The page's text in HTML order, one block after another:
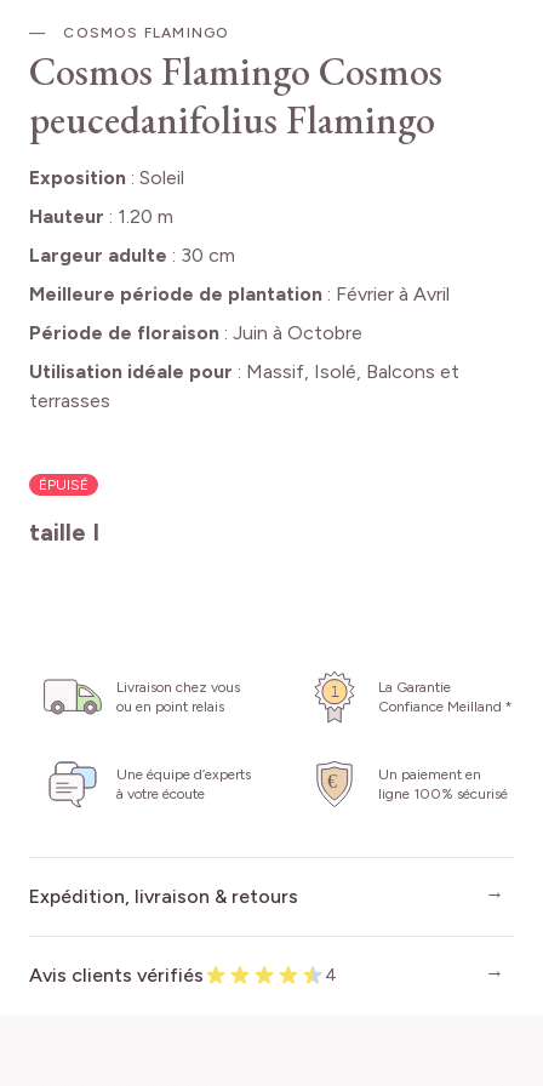
COSMOS FLAMINGO
Cosmos Flamingo Cosmos
peucedanifolius Flamingo
Exposition : Soleil
Hauteur : 1.20 m
Largeur adulte : 30 cm
Meilleure période de plantation : Février à Avril
Période de floraison : Juin à Octobre
Utilisation idéale pour : Massif, Isolé, Balcons et
terrasses
ÉPUISÉ
taille I
Livraison chez vous
ou en point relais
La Garantie
Confiance Meilland *
Une équipe d’experts
à votre écoute
Un paiement en
ligne 100% sécurisé
Expédition, livraison & retours
Avis clients vérifiés 4